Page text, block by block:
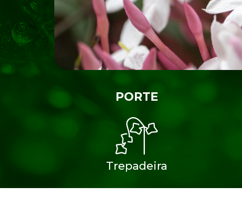
PORTE
Trepadeira